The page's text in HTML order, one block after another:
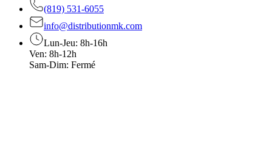
(819) 531-6055
info@distributionmk.com
Lun-Jeu: 8h-16h
Ven: 8h-12h
Sam-Dim: Fermé